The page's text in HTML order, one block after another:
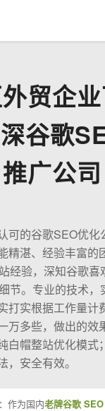
贸企
谷歌
推广公司
可的谷歌SEO优化
精湛、经验丰富的
经验，深知谷歌喜
节。专业的技术，
打实根据工作量计
万多些，做出的效
白帽整站优化模式
，安全有效。
作为国内老牌谷歌